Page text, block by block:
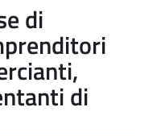
di
di